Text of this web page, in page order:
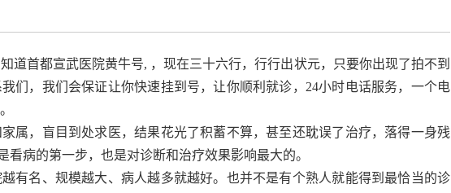
道首都宣武医院黄牛号, ，现在三十六行，行行出状元，只要你出现了拍不到
们，我们会保证让你快速挂到号，让你顺利就诊，24小时电话服务，一个电
属，盲目到处求医，结果花光了积蓄不算，甚至还耽误了治疗，落得一身残
病的第一步，也是对诊断和治疗效果影响最大的。
有名、规模越大、病人越多就越好。也并不是有个熟人就能得到最恰当的诊